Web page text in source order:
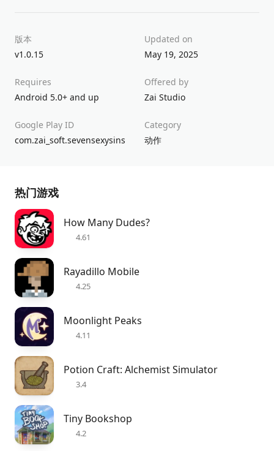
版本
v1.0.15
Updated on
May 19, 2025
Requires
Android 5.0+ and up
Offered by
Zai Studio
Google Play ID
com.zai_soft.sevensexysins
Category
动作
热门游戏
How Many Dudes?
4.61
Rayadillo Mobile
4.25
Moonlight Peaks
4.11
Potion Craft: Alchemist Simulator
3.4
Tiny Bookshop
4.2